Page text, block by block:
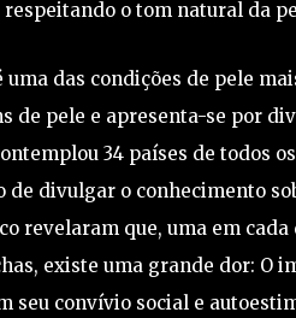
o tom natural da
das condições de pele
de pele e apresenta-se por
34 países de todos
de divulgar o conhecimento
revelaram que, uma em cada
existe uma grande dor: O
convívio social e